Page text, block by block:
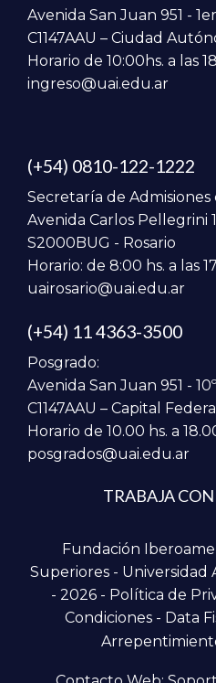
Avenida San Juan 951 -
C1147AAU – Ciudad
Horario de 10:00hs. a las
ingreso@uai.edu.ar
(+54) 0810-122-1222
Secretaría de Admisiones
Avenida Carlos Pellegrini
S2000BUG - Rosario
Horario: de 8:00 hs. a las
uairosario@uai.edu.ar
(+54) 11 4363-3500
Posgrado:
Avenida San Juan 951 -
C1147AAU – Capital Federal
Horario de 10.00 hs. a
posgrados@uai.edu.ar
TRABAJA
Fundación
Superiores - Universidad
- 2026 - Política de
Condiciones - Data